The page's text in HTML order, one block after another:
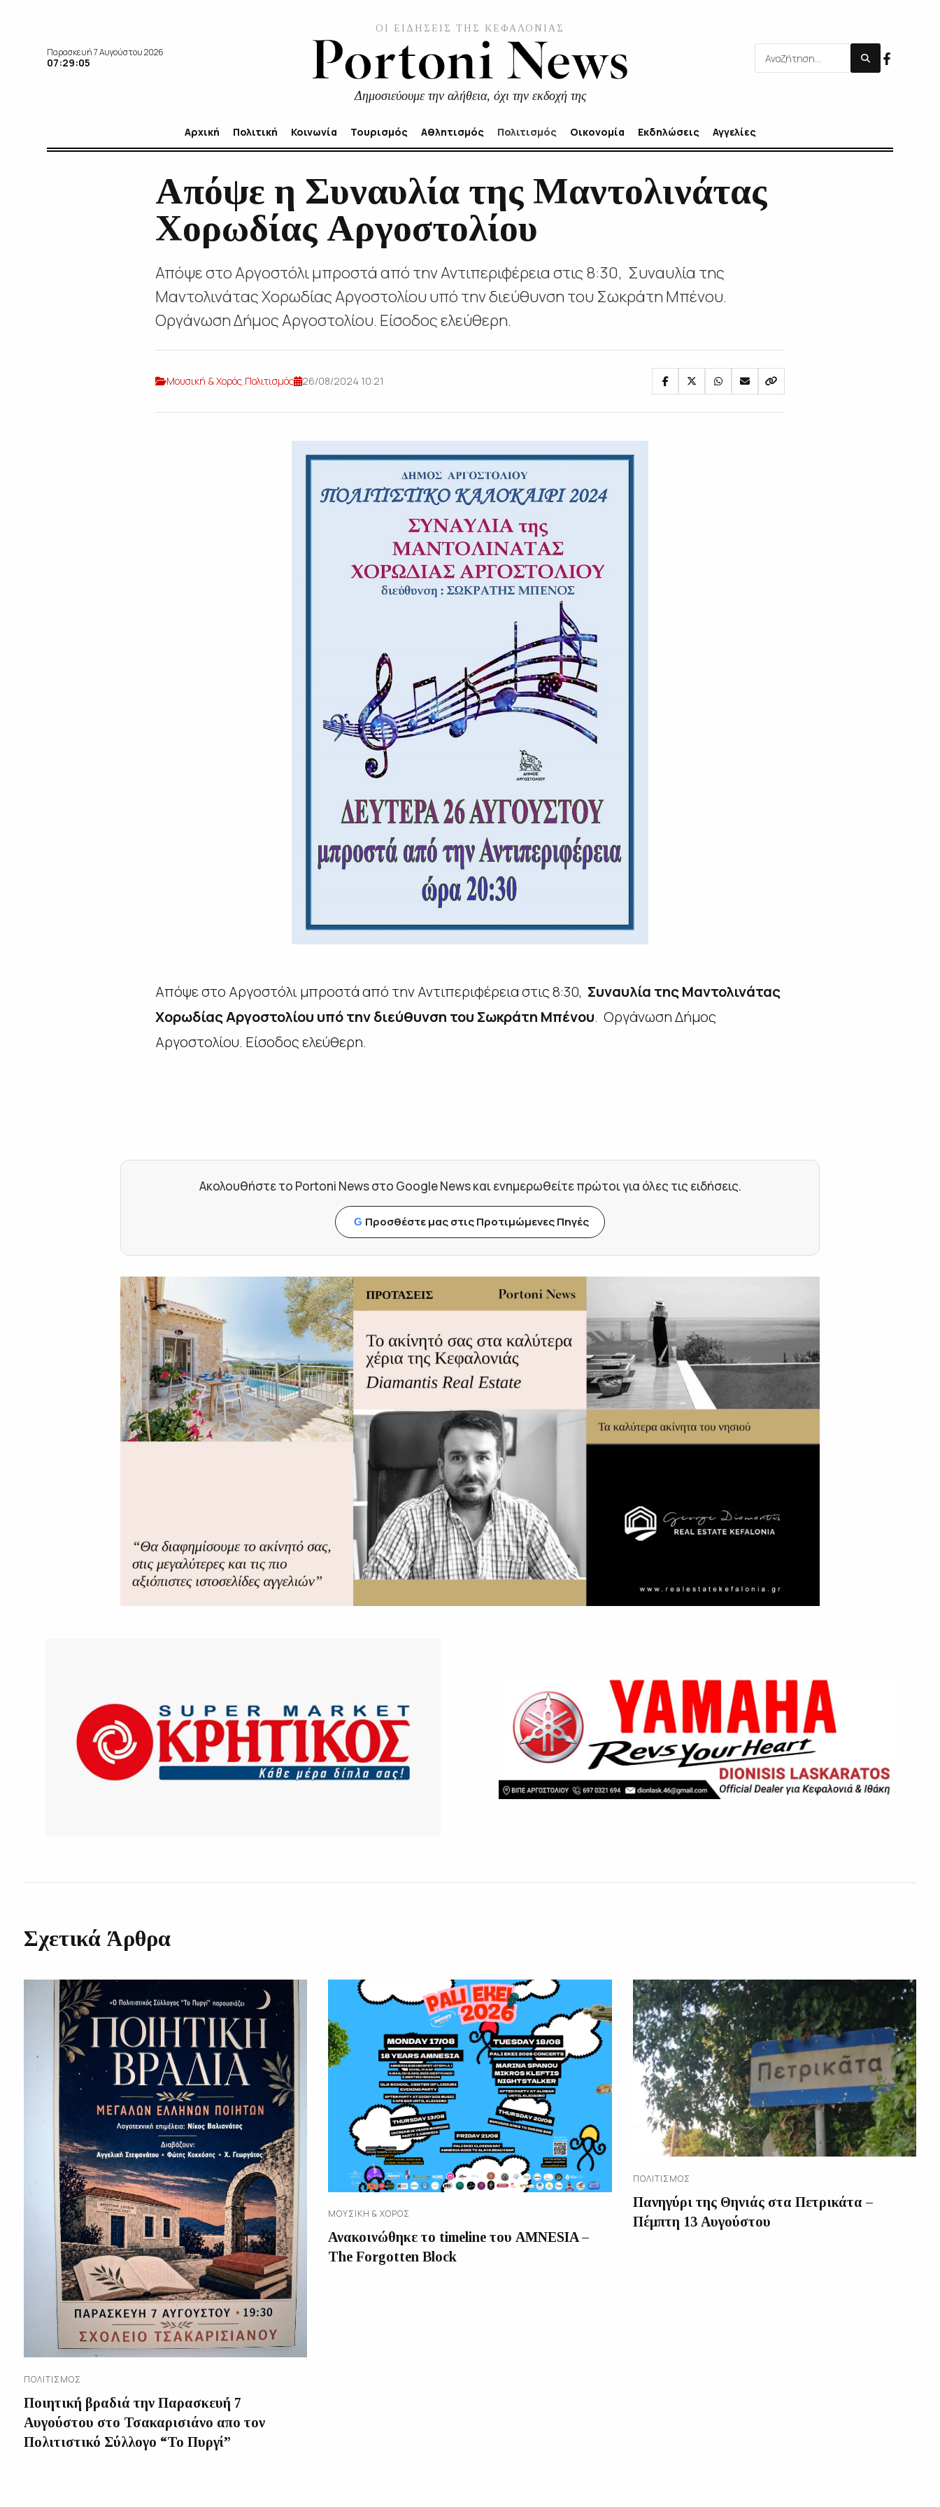
Παρασκευή 7 Αυγούστου 2026
07:29:06
ΟΙ ΕΙΔΗΣΕΙΣ ΤΗΣ ΚΕΦΑΛΟΝΙΑΣ
Δημοσιεύουμε την αλήθεια, όχι την εκδοχή της
Αρχική Πολιτική Κοινωνία Τουρισμός Αθλητισμός Πολιτισμός Οικονομία Εκδηλώσεις Αγγελίες
Απόψε η Συναυλία της Μαντολινάτας
Χορωδίας Αργοστολίου
Απόψε στο Αργοστόλι μπροστά από την Αντιπεριφέρεια στις 8:30, Συναυλία της
Μαντολινάτας Χορωδίας Αργοστολίου υπό την διεύθυνση του Σωκράτη Μπένου.
Οργάνωση Δήμος Αργοστολίου. Είσοδος ελεύθερη.
Μουσική & Χορός,Πολιτισμός 26/08/2024 10:21
Απόψεστο Αργοστόλιμπροστά από την Αντιπεριφέρειαστις 8:30, Συναυλία της Μαντολινάτας
Χορωδίας Αργοστολίου υπό την διεύθυνση του Σωκράτη Μπένου. Οργάνωση Δήμος
Αργοστολίου. Είσοδος ελεύθερη.
Ακολουθήστε το Portoni News στο Google News και ενημερωθείτε πρώτοι για όλες τις ειδήσεις.
G Προσθέστε μας στις Προτιμώμενες Πηγές
Σχετικά Άρθρα
ΠΟΛΙΤΙΣΜΌΣ
Ποιητική βραδιά την Παρασκευή 7
Αυγούστου στο Τσακαρισιάνο απο τον
Πολιτιστικό Σύλλογο “Το Πυργί”
ΜΟΥΣΙΚΉ & ΧΟΡΌΣ
Ανακοινώθηκε το timeline του AMNESIA –
The Forgotten Block
ΠΟΛΙΤΙΣΜΌΣ
Πανηγύρι της Θηνιάς στα Πετρικάτα –
Πέμπτη 13 Αυγούστου